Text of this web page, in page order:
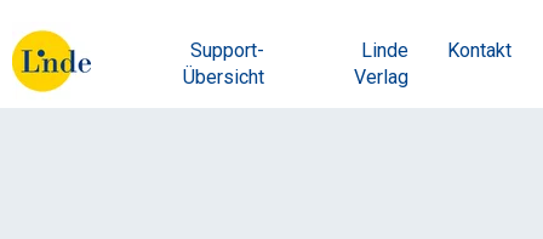
Support-
Übersicht
Linde
Verlag
Kontakt